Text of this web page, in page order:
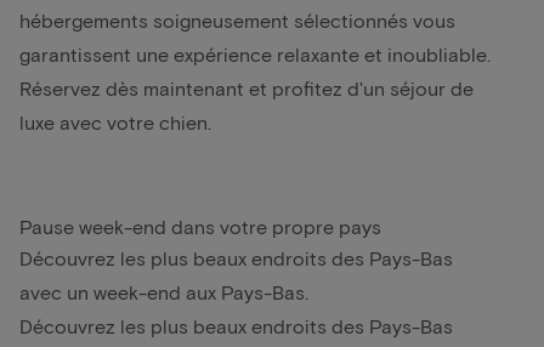
hébergements soigneusement sélectionnés vous
garantissent une expérience relaxante et inoubliable.
Réservez dès maintenant et profitez d'un séjour de
luxe avec votre chien.
Pause week-end dans votre propre pays
Découvrez les plus beaux endroits des Pays-Bas
avec un week-end aux Pays-Bas.
Découvrez les plus beaux endroits des Pays-Bas